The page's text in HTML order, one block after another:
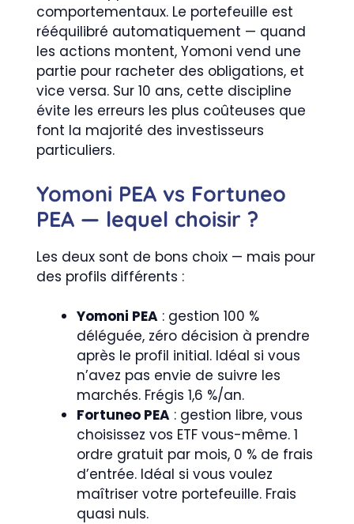
comportementaux. Le portefeuille est
rééquilibré automatiquement — quand
les actions montent, Yomoni vend une
partie pour racheter des obligations, et
vice versa. Sur 10 ans, cette discipline
évite les erreurs les plus coûteuses que
font la majorité des investisseurs
particuliers.
Yomoni PEA vs Fortuneo
PEA — lequel choisir ?
Les deux sont de bons choix — mais pour
des profils différents :
Yomoni PEA : gestion 100 %
déléguée, zéro décision à prendre
après le profil initial. Idéal si vous
n’avez pas envie de suivre les
marchés. Frégis 1,6 %/an.
Fortuneo PEA : gestion libre, vous
choisissez vos ETF vous-même. 1
ordre gratuit par mois, 0 % de frais
d’entrée. Idéal si vous voulez
maîtriser votre portefeuille. Frais
quasi nuls.